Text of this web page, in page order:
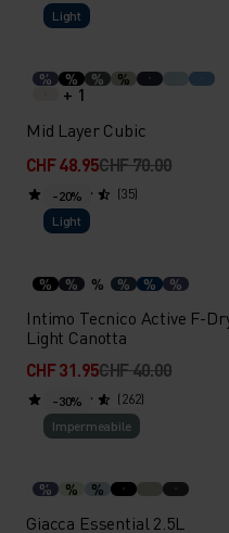
Light
% % % %
+ 1
Mid Layer Cubic
CHF 48.95CHF 70.00
(35)
-20%
Light
% % % % % %
Intimo Tecnico Active F-
Light Canotta
CHF 31.95CHF 40.00
(262)
-30%
Impermeabile
% % %
Giacca Essential 2.5L